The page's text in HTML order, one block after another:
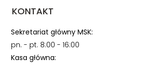
KONTAKT
Sekretariat główny MSK:
pn. - pt. 8:00 - 16:00
Kasa główna: